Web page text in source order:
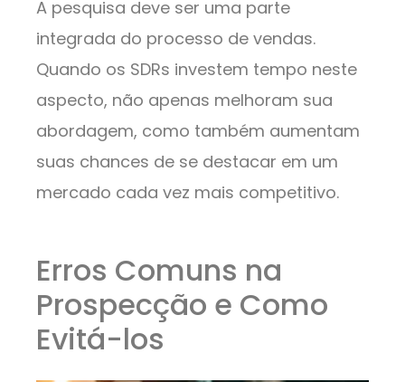
A pesquisa deve ser uma parte
integrada do processo de vendas.
Quando os SDRs investem tempo neste
aspecto, não apenas melhoram sua
abordagem, como também aumentam
suas chances de se destacar em um
mercado cada vez mais competitivo.
Erros Comuns na
Prospecção e Como
Evitá-los